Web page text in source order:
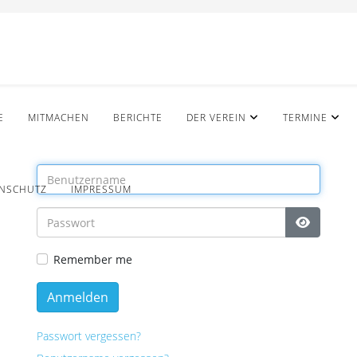
MITMACHEN BERICHTE DER VEREIN TERMINE
IMPRESSUM
Show
Remember me
Anmelden
Passwort vergessen?